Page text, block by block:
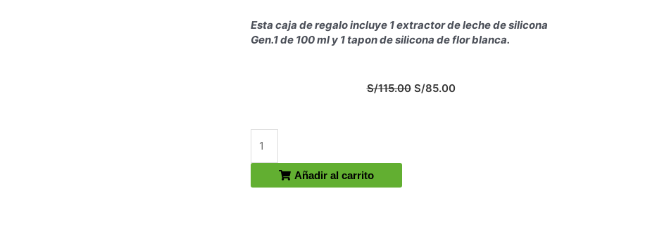
Esta caja de regalo incluye 1 extractor de leche de silicona
Gen.1 de 100 ml y 1 tapon de silicona de flor blanca.
S/115.00 El
S/85.00El
de
Haakaa
Añadir al carrito